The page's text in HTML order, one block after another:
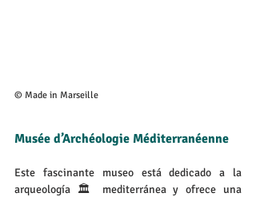
© Made in Marseille
Musée d’Archéologie Méditerranéenne
Este fascinante museo está dedicado a la
arqueología 🏛️ mediterránea y ofrece una